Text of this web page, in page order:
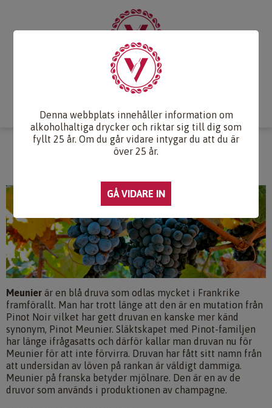
Druvlexikon
Webb-TV Om oss
MEUNIER
Meunier är en blå druva som odlas mycket i Frankrike
framförallt. Man har trott länge att den är en mutation från
Pinot Noir vilket har gett druvan en kanske mer känd
synonym, Pinot Meunier. Släktskapet med Pinot-familjen
har länge ifrågasatts och därför kallar man druvan nu för
Meunier för att inte förvirra. Druvan har fått sitt namn från
att undersidan av löven på rankan är väldigt dammiga.
Meunier på franska betyder mjölnare. Den är en av de
druvor som används i produktionen av champagne.
Denna webbplats innehåller information om
alkoholhaltiga drycker och riktar sig till dig som
fyllt 25 år. Om du går vidare intygar du att du är
över 25 år.